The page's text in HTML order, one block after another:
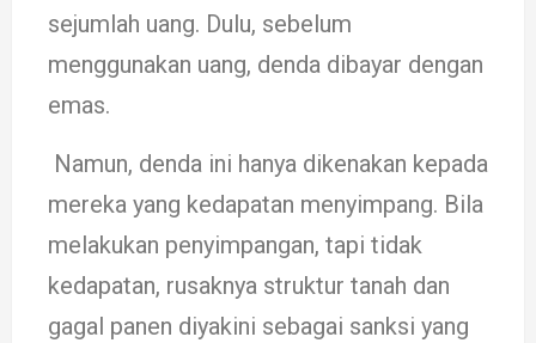
sejumlah uang. Dulu, se­­belum
menggunakan uang, denda dibayar de­ngan
emas.
Namun, denda ini ha­nya dike­nakan kepada
me­reka yang kedapatan me­­nyimpang. Bila
mela­kukan penyimpangan, ta­pi tidak
kedapatan, ru­saknya struk­tur tanah dan
gagal panen diya­kini sebagai sanksi yang